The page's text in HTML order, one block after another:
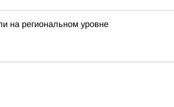
на региональном уровне